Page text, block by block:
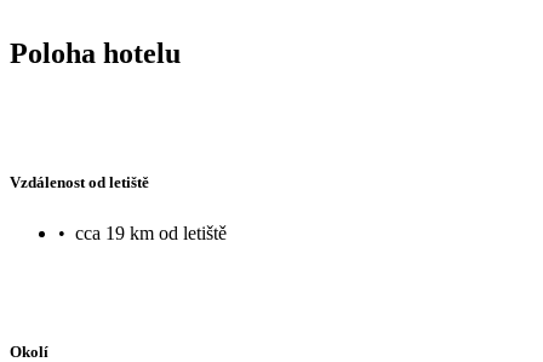
Poloha hotelu
Vzdálenost od letiště
• cca 19 km od letiště
Okolí